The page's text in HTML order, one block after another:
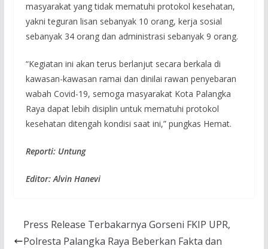
masyarakat yang tidak mematuhi protokol kesehatan,
yakni teguran lisan sebanyak 10 orang, kerja sosial
sebanyak 34 orang dan administrasi sebanyak 9 orang.
“Kegiatan ini akan terus berlanjut secara berkala di
kawasan-kawasan ramai dan dinilai rawan penyebaran
wabah Covid-19, semoga masyarakat Kota Palangka
Raya dapat lebih disiplin untuk mematuhi protokol
kesehatan ditengah kondisi saat ini,” pungkas Hemat.
Reporti: Untung
Editor: Alvin Hanevi
Press Release Terbakarnya Gorseni FKIP UPR,
Polresta Palangka Raya Beberkan Fakta dan